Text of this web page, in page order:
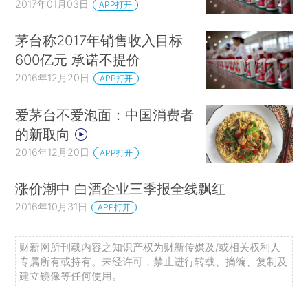
2017年01月03日 APP打开
茅台称2017年销售收入目标
600亿元 承诺不提价
2016年12月20日 APP打开
爱茅台不爱泡面：中国消费者
的新取向
2016年12月20日 APP打开
涨价潮中 白酒企业三季报全线飘红
2016年10月31日 APP打开
财新网所刊载内容之知识产权为财新传媒及/或相关权利人
专属所有或持有。未经许可，禁止进行转载、摘编、复制及
建立镜像等任何使用。